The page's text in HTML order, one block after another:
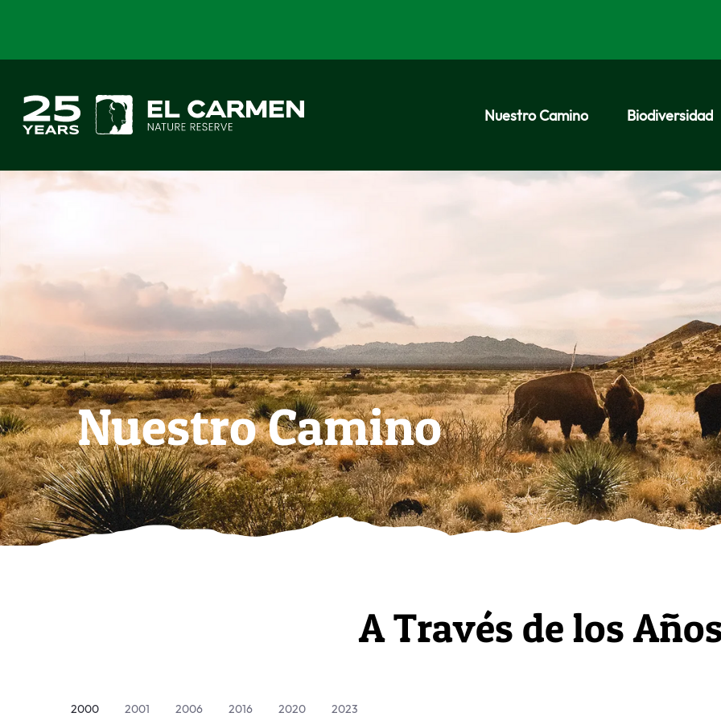
Nuestro Camino Biodiversidad
Nuestro Camino
A Través de los
2000 2001 2006 2016 2020 2023